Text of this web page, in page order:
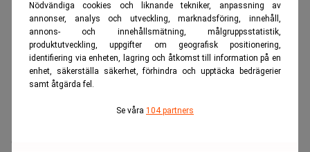
Nödvändiga cookies och liknande tekniker, anpassning av
annonser, analys och utveckling, marknadsföring, innehåll,
annons- och innehållsmätning, målgruppsstatistik,
produktutveckling, uppgifter om geografisk positionering,
identifiering via enheten, lagring och åtkomst till information på en
enhet, säkerställa säkerhet, förhindra och upptäcka bedrägerier
samt åtgärda fel.
Se våra 104 partners